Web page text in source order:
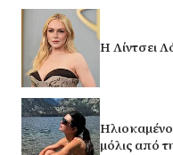
Η Λίντσει
Ηλιοκαμένο
μόλις από